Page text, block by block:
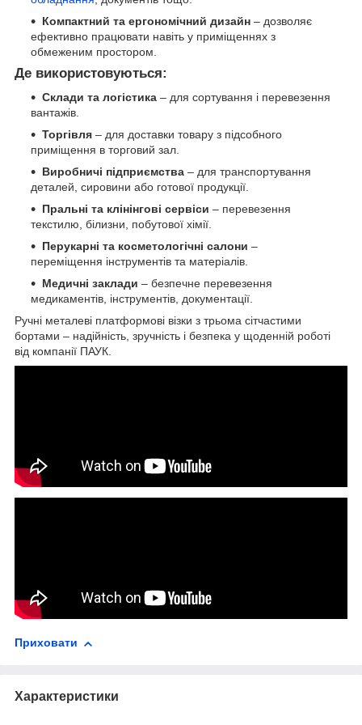
Компактний та ергономічний дизайн – дозволяє
ефективно працювати навіть у приміщеннях з
обмеженим простором.
Де використовуються:
Склади та логістика – для сортування і перевезення
вантажів.
Торгівля – для доставки товару з підсобного
приміщення в торговий зал.
Виробничі підприємства – для транспортування
деталей, сировини або готової продукції.
Пральні та клінінгові сервіси – перевезення
текстилю, білизни, побутової хімії.
Перукарні та косметологічні салони –
переміщення інструментів та матеріалів.
Медичні заклади – безпечне перевезення
медикаментів, інструментів, документації.
Ручні металеві платформові візки з трьома сітчастими
бортами – надійність, зручність і безпека у щоденній роботі
від компанії ПАУК.
Приховати
Характеристики